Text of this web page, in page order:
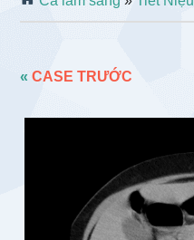
«CASE TRƯỚC